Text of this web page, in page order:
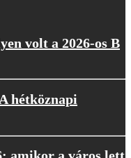
volt a 2026-os B
hétköznapi